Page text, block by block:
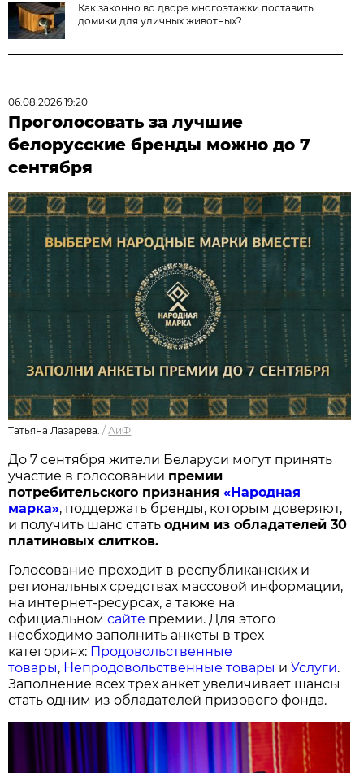
Как законно во дворе многоэтажки поставить
домики для уличных животных?
06.08.2026 19:20
Проголосовать за лучшие
белорусские бренды можно до 7
сентября
Татьяна Лазарева. /АиФ
До 7 сентября жители Беларуси могут принять
участие в голосовании премии
потребительского признания«Народная
марка», поддержать бренды, которым доверяют,
и получить шанс статьодним из обладателей 30
платиновых слитков.
Голосование проходит в республиканских и
региональных средствах массовой информации,
на интернет-ресурсах, а также на
официальномсайте премии. Для этого
необходимо заполнить анкеты в трех
категориях: Продовольственные
товары, Непродовольственные товары иУслуги.
Заполнение всех трех анкет увеличивает шансы
стать одним из обладателей призового фонда.